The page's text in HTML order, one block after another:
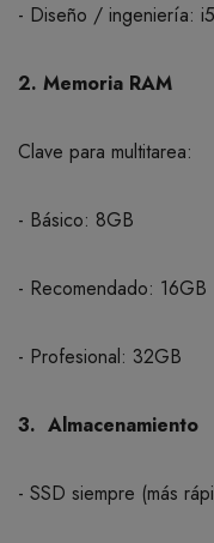
- Diseño / ingeniería:
2. Memoria RAM
Clave para multitarea:
- Básico: 8GB
- Recomendado: 16GB
- Profesional: 32GB
3. Almacenamiento
- SSD siempre (más